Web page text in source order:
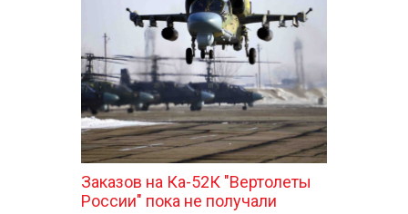
Заказов на Ка-52К "Вертолеты
России" пока не получали